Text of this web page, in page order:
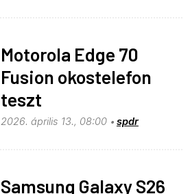
Motorola Edge 70
Fusion okostelefon
teszt
2026. április 13., 08:00 spdr
Samsung Galaxy S26